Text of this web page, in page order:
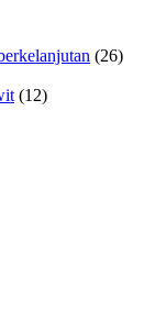
(26)
(12)